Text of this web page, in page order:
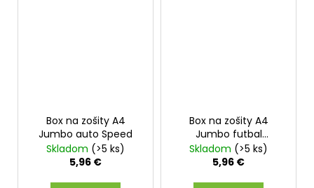
Box na zošity A4
Jumbo auto Speed
Skladom (>5 ks)
5,96 €
Box na zošity A4
Jumbo futbal
Championship
Skladom (>5 ks)
5,96 €